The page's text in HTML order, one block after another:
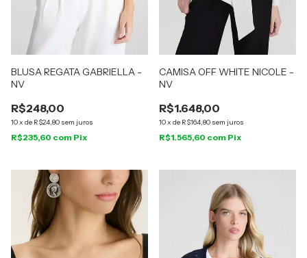
BLUSA REGATA GABRIELLA -
NV
R$248,00
10x de R$24,80 sem juros
R$235,60 com Pix
CAMISA OFF WHITE NICOLE -
NV
R$1.648,00
10x de R$164,80 sem juros
R$1.565,60 com Pix